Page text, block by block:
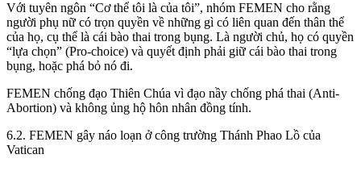
Với tuyên ngôn “Cơ thể tôi là của tôi”, nhóm FEMEN cho rằng
người phụ nữ có trọn quyền về những gì có liên quan đến thân thể
của họ, cụ thể là cái bào thai trong bụng. Là người chủ, họ có quyền
“lựa chọn” (Pro-choice) và quyết định phải giữ cái bào thai trong
bụng, hoặc phá bỏ nó đi.
FEMEN chống đạo Thiên Chúa vì đạo nầy chống phá thai (Anti-
Abortion) và không ủng hộ hôn nhân đồng tính.
6.2. FEMEN gây náo loạn ở công trường Thánh Phao Lồ của
Vatican